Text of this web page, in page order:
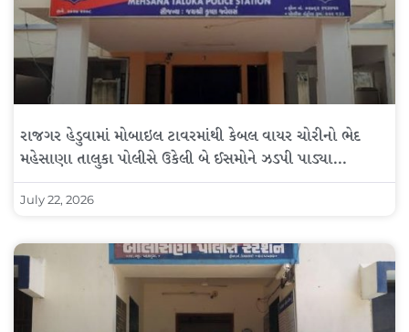
રાજગર હેડુવામાં મોબાઇલ ટાવરમાંથી કેબલ વાયર ચોરીનો ભેદ
મહેસાણા તાલુકા પોલીસે ઉકેલી બે ઈસમોને ઝડપી પાડ્યા…
July 22, 2026